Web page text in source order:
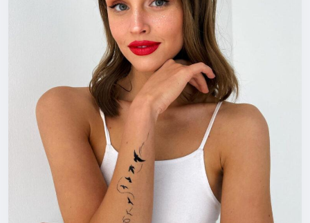
https://youtube.com/shorts/PJoH6DNVdVE?
si=1nrzNS_SpeYExE8t